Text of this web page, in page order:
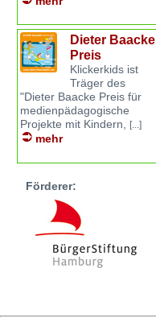
Dieter Baacke
Preis
Klickerkids ist
Träger des
"Dieter Baacke Preis für
medienpädagogische
Projekte mit Kindern, [...]
mehr
Förderer: